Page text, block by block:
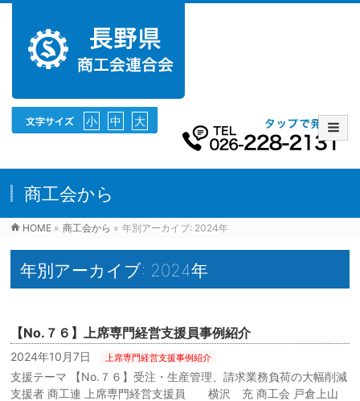
小 中 大
商工会から
HOME » 商工会から » 年別アーカイブ: 2024年
年別アーカイブ: 2024年
【No.７６】上席専門経営支援員事例紹介
2024年10月7日 上席専門経営支援事例紹介
支援テーマ 【No.７６】受注・生産管理、請求業務負荷の大幅削減
支援者 商工連 上席専門経営支援員 横沢 充 商工会 戸倉上山